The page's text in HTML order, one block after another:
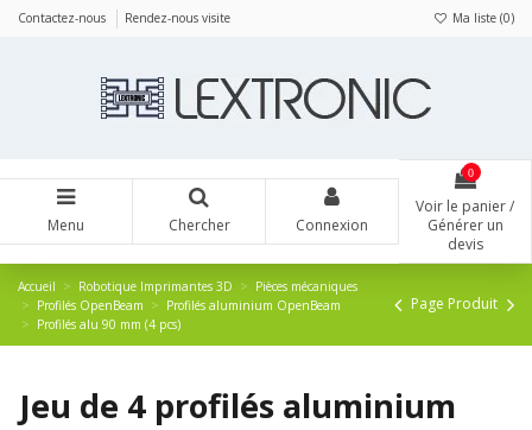
Contactez-nous Rendez-nous visite Ma liste (0)
Menu Chercher Connexion
0
Voir le panier /
Générer un
devis
Accueil Robotique Imprimantes 3D
Pièces mécaniques
Profilés OpenBeam
Profilés aluminium OpenBeam
Profilés alu 90 mm (4 pcs)
Page Produit
Jeu de 4 profilés aluminium
Panneau de gestion des cookies